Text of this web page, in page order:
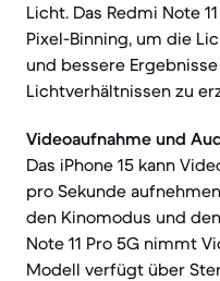
Licht. Das Redmi Note
Pixel-Binning, um die
und bessere
Lichtverhältnissen zu
Videoaufnahme und
Das iPhone 15 kann
pro Sekunde
den Kinomodus und
Note 11 Pro 5G nimmt
Modell verfügt über